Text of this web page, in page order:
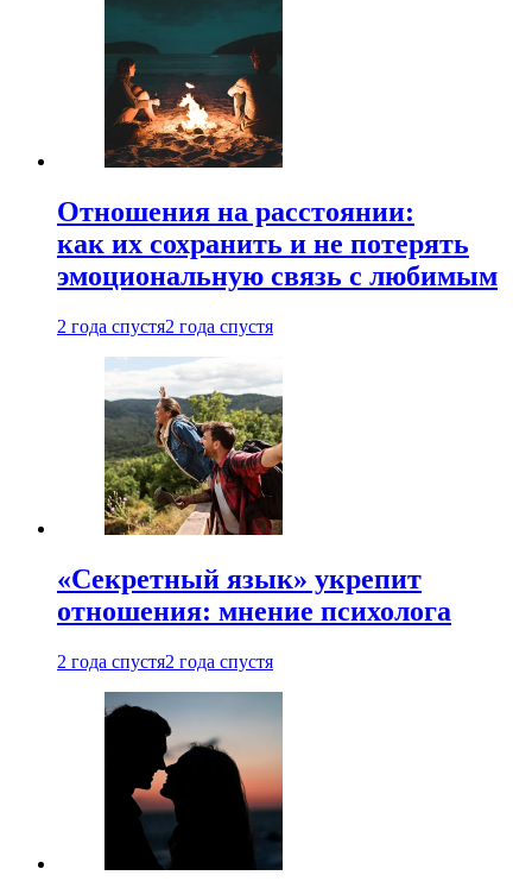
Отношения на расстоянии:
как их сохранить и не потерять
эмоциональную связь с любимым
2 года спустя2 года спустя
«Секретный язык» укрепит
отношения: мнение психолога
2 года спустя2 года спустя